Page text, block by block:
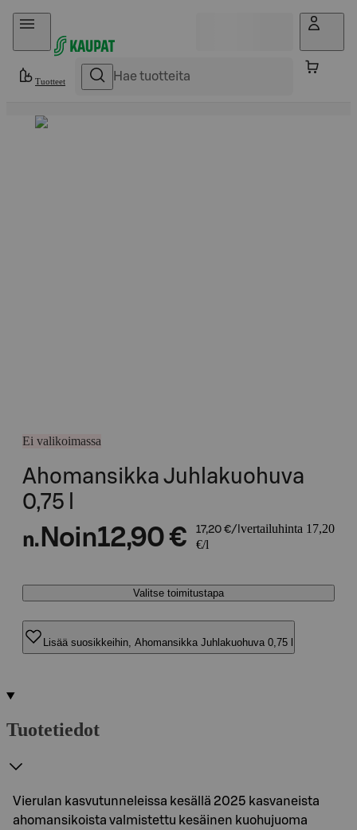
Hyppää sisältöön
Tuotteet
Ei valikoimassa
Ahomansikka Juhlakuohuva
0,75 l
n. Noin12,90 € 17,20 €/l vertailuhinta 17,20
€/l
Valitse toimitustapa
Lisää suosikkeihin, Ahomansikka Juhlakuohuva 0,75 l
Tuotetiedot
Vierulan kasvutunneleissa kesällä 2025 kasvaneista
ahomansikoista valmistettu kesäinen kuohujuoma